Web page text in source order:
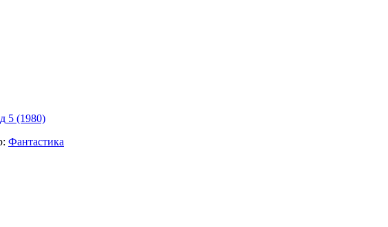
5 (1980)
Фантастика